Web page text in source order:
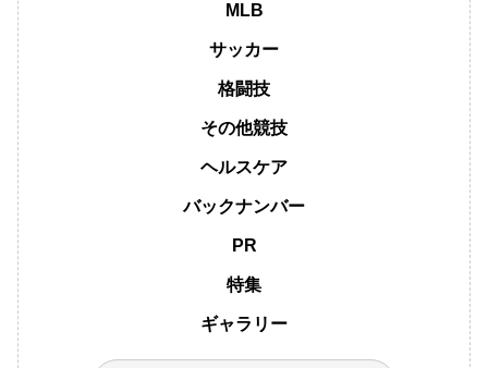
MLB
サッカー
格闘技
その他競技
ヘルスケア
バックナンバー
PR
特集
ギャラリー